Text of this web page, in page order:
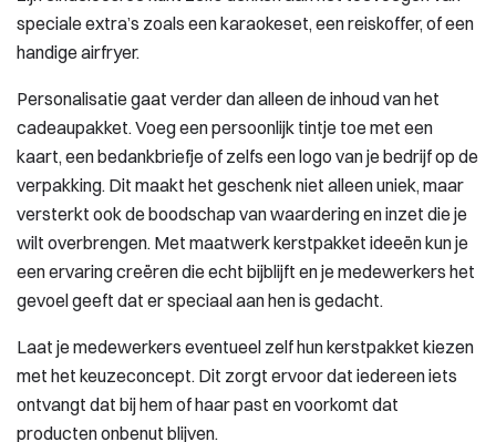
speciale extra’s zoals een karaokeset, een reiskoffer, of een
handige airfryer.
Personalisatie gaat verder dan alleen de inhoud van het
cadeaupakket. Voeg een persoonlijk tintje toe met een
kaart, een bedankbriefje of zelfs een logo van je bedrijf op de
verpakking. Dit maakt het geschenk niet alleen uniek, maar
versterkt ook de boodschap van waardering en inzet die je
wilt overbrengen. Met maatwerk kerstpakket ideeën kun je
een ervaring creëren die echt bijblijft en je medewerkers het
gevoel geeft dat er speciaal aan hen is gedacht.
Laat je medewerkers eventueel zelf hun kerstpakket kiezen
met het keuzeconcept. Dit zorgt ervoor dat iedereen iets
ontvangt dat bij hem of haar past en voorkomt dat
producten onbenut blijven.